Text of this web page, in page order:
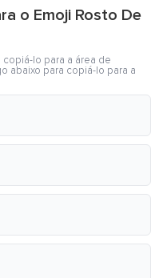
o Emoji Rosto De
lo para a área de
abaixo para copiá-lo para a